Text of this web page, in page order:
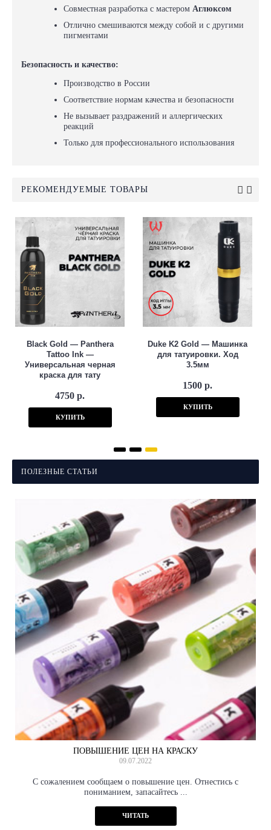
Совместная разработка с мастером Аглюксом
Отлично смешиваются между собой и с другими
пигментами
Безопасность и качество:
Производство в России
Соответствие нормам качества и безопасности
Не вызывает раздражений и аллергических
реакций
Только для профессионального использования
РЕКОМЕНДУЕМЫЕ ТОВАРЫ
Black Gold — Panthera
Tattoo Ink —
Универсальная черная
краска для тату
4750 р.
КУПИТЬ
Duke K2 Gold — Машинка
для татуировки. Ход
3.5мм
1500 р.
КУПИТЬ
ПОЛЕЗНЫЕ СТАТЬИ
ПОВЫШЕНИЕ ЦЕН НА КРАСКУ
09.07.2022
С сожалением сообщаем о повышение цен. Отнестись с
пониманием, запасайтесь ...
ЧИТАТЬ